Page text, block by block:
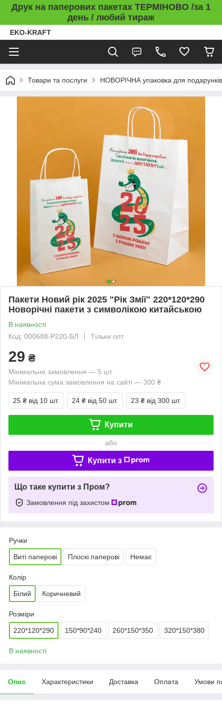
Друк на паперових пакетах ТЕРМІНОВО /за 1
день / любий тираж
EKO-KRAFT
Товари та послуги НОВОРІЧНА упаковка для подарунків
Пакети Новий рік 2025 "Рік Змії" 220*120*290
Новорічні пакети з символікою китайською
В наявності
Код: 000688-Р220-БЛ
Тільки опт
29 ₴
Мінімальне замовлення — 5 шт.
Мінімальна сума замовлення на сайті — 300 ₴
25 ₴ від 10 шт. 24 ₴ від 50 шт. 23 ₴ від 300 шт.
Купити
або
Купити з
Що таке купити з Пром?
Замовлення під захистом
Ручки
Виті паперові Плоскі паперові Немає
Колір
Білий Коричневий
Розміри
220*120*290 150*90*240 260*150*350 320*150*380
В наявності
Опис Характеристики Доставка Оплата Умови